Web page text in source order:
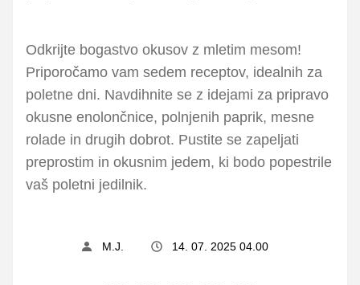
Odkrijte bogastvo okusov z mletim mesom!
Priporočamo vam sedem receptov, idealnih za
poletne dni. Navdihnite se z idejami za pripravo
okusne enolončnice, polnjenih paprik, mesne
rolade in drugih dobrot. Pustite se zapeljati
preprostim in okusnim jedem, ki bodo popestrile
vaš poletni jedilnik.
M.J. 14. 07. 2025 04.00